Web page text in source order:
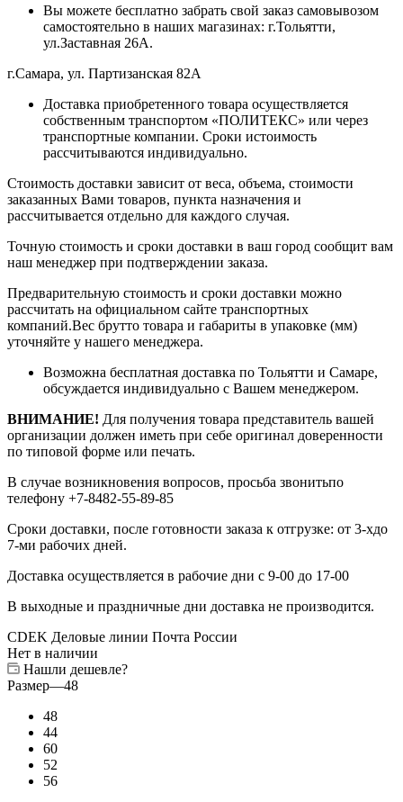
Вы можете бесплатно забрать свой заказ самовывозом
самостоятельно в наших магазинах: г.Тольятти,
ул.Заставная 26А.
г.Самара, ул. Партизанская 82А
Доставка приобретенного товара осуществляется
собственным транспортом «ПОЛИТЕКС» или через
транспортные компании. Сроки истоимость
рассчитываются индивидуально.
Стоимость доставки зависит от веса, объема, стоимости
заказанных Вами товаров, пункта назначения и
рассчитывается отдельно для каждого случая.
Точную стоимость и сроки доставки в ваш город сообщит вам
наш менеджер при подтверждении заказа.
Предварительную стоимость и сроки доставки можно
рассчитать на официальном сайте транспортных
компаний.Вес брутто товара и габариты в упаковке (мм)
уточняйте у нашего менеджера.
Возможна бесплатная доставка по Тольятти и Самаре,
обсуждается индивидуально с Вашем менеджером.
ВНИМАНИЕ! Для получения товара представитель вашей
организации должен иметь при себе оригинал доверенности
по типовой форме или печать.
В случае возникновения вопросов, просьба звонитьпо
телефону +7-8482-55-89-85
Сроки доставки, после готовности заказа к отгрузке: от 3-хдо
7-ми рабочих дней.
Доставка осуществляется в рабочие дни с 9-00 до 17-00
В выходные и праздничные дни доставка не производится.
CDEK Деловые линии Почта России
Нет в наличии
Нашли дешевле?
Размер—48
48
44
60
52
56